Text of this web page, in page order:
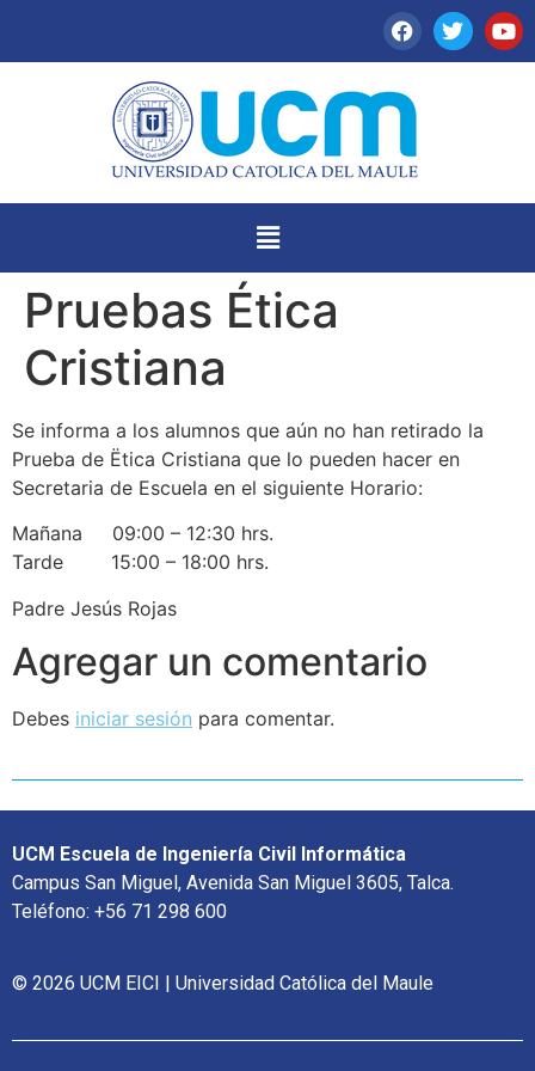
Pruebas Ética
Cristiana
Se informa a los alumnos que aún no han retirado la
Prueba de Ëtica Cristiana que lo pueden hacer en
Secretaria de Escuela en el siguiente Horario:
Mañana 09:00 – 12:30 hrs.
Tarde 15:00 – 18:00 hrs.
Padre Jesús Rojas
Agregar un comentario
Debes iniciar sesión para comentar.
UCM Escuela de Ingeniería Civil Informática
Campus San Miguel, Avenida San Miguel 3605, Talca.
Teléfono: +56 71 298 600
© 2026 UCM EICI | Universidad Católica del Maule